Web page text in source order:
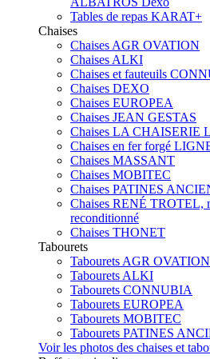
Tables de repas KARAT+
Chaises
Chaises AGR OVATION
Chaises ALKI
Chaises et fauteuils
Chaises DEXO
Chaises EUROPEA
Chaises JEAN GESTAS
Chaises LA CHAISERIE
Chaises en fer forgé
Chaises MASSANT
Chaises MOBITEC
Chaises PATINES
Chaises RENÉ TROTEL,
reconditionné
Chaises THONET
Tabourets
Tabourets AGR OVATION
Tabourets ALKI
Tabourets CONNUBIA
Tabourets EUROPEA
Tabourets MOBITEC
Tabourets PATINES
Voir les photos des chaises et